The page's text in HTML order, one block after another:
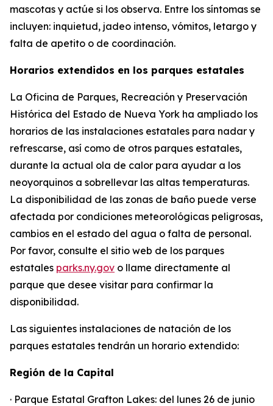
mascotas y actúe si los observa. Entre los síntomas se
incluyen: inquietud, jadeo intenso, vómitos, letargo y
falta de apetito o de coordinación.
Horarios extendidos en los parques estatales
La Oficina de Parques, Recreación y Preservación
Histórica del Estado de Nueva York ha ampliado los
horarios de las instalaciones estatales para nadar y
refrescarse, así como de otros parques estatales,
durante la actual ola de calor para ayudar a los
neoyorquinos a sobrellevar las altas temperaturas.
La disponibilidad de las zonas de baño puede verse
afectada por condiciones meteorológicas peligrosas,
cambios en el estado del agua o falta de personal.
Por favor, consulte el sitio web de los parques
estatales parks.ny.gov o llame directamente al
parque que desee visitar para confirmar la
disponibilidad.
Las siguientes instalaciones de natación de los
parques estatales tendrán un horario extendido:
Región de la Capital
· Parque Estatal Grafton Lakes: del lunes 26 de junio